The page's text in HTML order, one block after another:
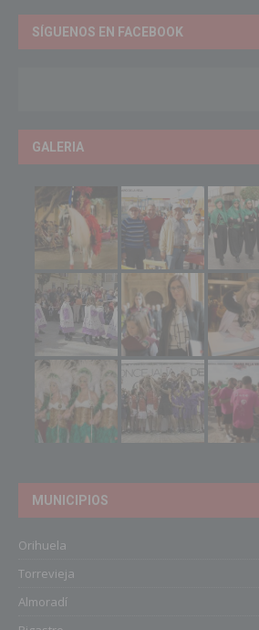
SÍGUENOS EN FACEBOOK
GALERIA
MUNICIPIOS
Orihuela
Torrevieja
Almoradí